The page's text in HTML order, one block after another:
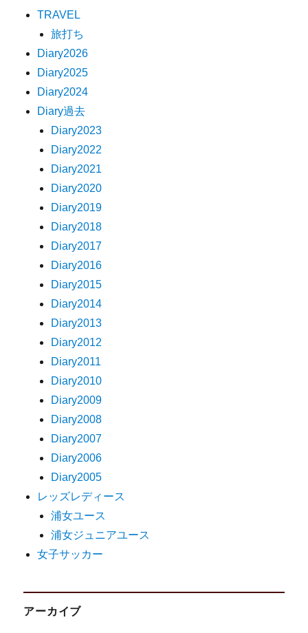
TRAVEL
旅打ち
Diary2026
Diary2025
Diary2024
Diary過去
Diary2023
Diary2022
Diary2021
Diary2020
Diary2019
Diary2018
Diary2017
Diary2016
Diary2015
Diary2014
Diary2013
Diary2012
Diary2011
Diary2010
Diary2009
Diary2008
Diary2007
Diary2006
Diary2005
レッズレディース
浦女ユース
浦女ジュニアユース
女子サッカー
アーカイブ